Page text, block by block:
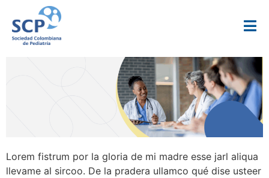
Lorem fistrum por la gloria de mi madre esse jarl aliqua
llevame al sircoo. De la pradera ullamco qué dise usteer